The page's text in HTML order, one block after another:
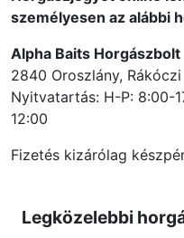
személyesen az alábbi
Alpha Baits Horgászbolt
2840 Oroszlány, Rákóczi
Nyitvatartás: H-P: 8:00-
12:00
Fizetés kizárólag
Legközelebbi